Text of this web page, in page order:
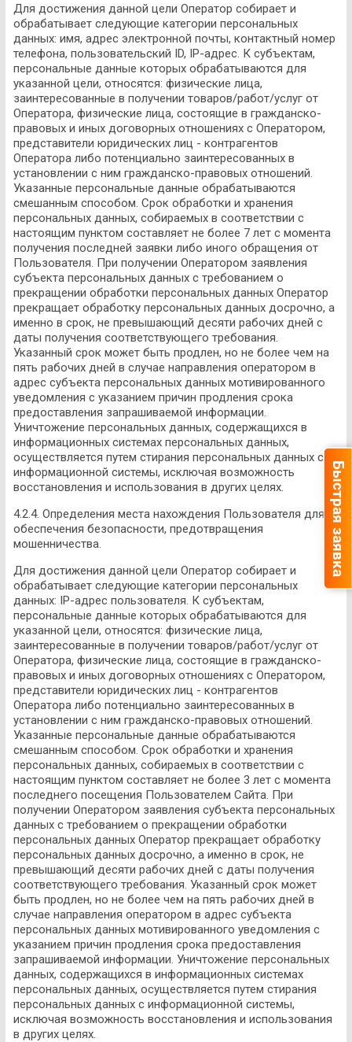
Для достижения данной цели Оператор собирает и
обрабатывает следующие категории персональных
данных: имя, адрес электронной почты, контактный номер
телефона, пользовательский ID, IP-адрес. К субъектам,
персональные данные которых обрабатываются для
указанной цели, относятся: физические лица,
заинтересованные в получении товаров/работ/услуг от
Оператора, физические лица, состоящие в гражданско-
правовых и иных договорных отношениях с Оператором,
представители юридических лиц - контрагентов
Оператора либо потенциально заинтересованных в
установлении с ним гражданско-правовых отношений.
Указанные персональные данные обрабатываются
смешанным способом. Срок обработки и хранения
персональных данных, собираемых в соответствии с
настоящим пунктом составляет не более 7 лет с момента
получения последней заявки либо иного обращения от
Пользователя. При получении Оператором заявления
субъекта персональных данных с требованием о
прекращении обработки персональных данных Оператор
прекращает обработку персональных данных досрочно, а
именно в срок, не превышающий десяти рабочих дней с
даты получения соответствующего требования.
Указанный срок может быть продлен, но не более чем на
пять рабочих дней в случае направления оператором в
адрес субъекта персональных данных мотивированного
уведомления с указанием причин продления срока
предоставления запрашиваемой информации.
Уничтожение персональных данных, содержащихся в
информационных системах персональных данных,
осуществляется путем стирания персональных данных с
информационной системы, исключая возможность
восстановления и использования в других целях.
4.2.4. Определения места нахождения Пользователя для
обеспечения безопасности, предотвращения
мошенничества.
Для достижения данной цели Оператор собирает и
обрабатывает следующие категории персональных
данных: IP-адрес пользователя. К субъектам,
персональные данные которых обрабатываются для
указанной цели, относятся: физические лица,
заинтересованные в получении товаров/работ/услуг от
Оператора, физические лица, состоящие в гражданско-
правовых и иных договорных отношениях с Оператором,
представители юридических лиц - контрагентов
Оператора либо потенциально заинтересованных в
установлении с ним гражданско-правовых отношений.
Указанные персональные данные обрабатываются
смешанным способом. Срок обработки и хранения
персональных данных, собираемых в соответствии с
настоящим пунктом составляет не более 3 лет с момента
последнего посещения Пользователем Сайта. При
получении Оператором заявления субъекта персональных
данных с требованием о прекращении обработки
персональных данных Оператор прекращает обработку
персональных данных досрочно, а именно в срок, не
превышающий десяти рабочих дней с даты получения
соответствующего требования. Указанный срок может
быть продлен, но не более чем на пять рабочих дней в
случае направления оператором в адрес субъекта
персональных данных мотивированного уведомления с
указанием причин продления срока предоставления
запрашиваемой информации. Уничтожение персональных
данных, содержащихся в информационных системах
персональных данных, осуществляется путем стирания
персональных данных с информационной системы,
исключая возможность восстановления и использования
в других целях.
Быстрая заявка